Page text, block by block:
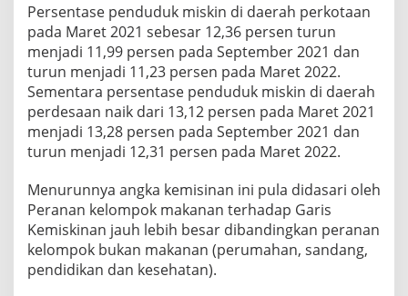
Persentase penduduk miskin di daerah perkotaan
pada Maret 2021 sebesar 12,36 persen turun
menjadi 11,99 persen pada September 2021 dan
turun menjadi 11,23 persen pada Maret 2022.
Sementara persentase penduduk miskin di daerah
perdesaan naik dari 13,12 persen pada Maret 2021
menjadi 13,28 persen pada September 2021 dan
turun menjadi 12,31 persen pada Maret 2022.
Menurunnya angka kemisinan ini pula didasari oleh
Peranan kelompok makanan terhadap Garis
Kemiskinan jauh lebih besar dibandingkan peranan
kelompok bukan makanan (perumahan, sandang,
pendidikan dan kesehatan).